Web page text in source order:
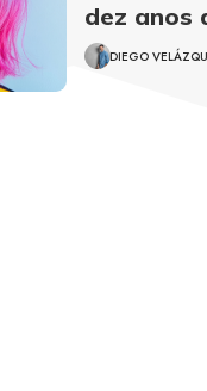
dez anos
DIEGO